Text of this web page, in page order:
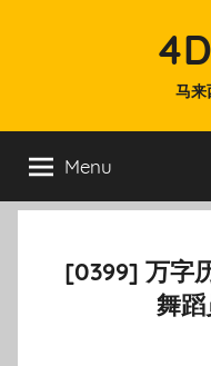
马来
Menu
[0399] 万字
舞